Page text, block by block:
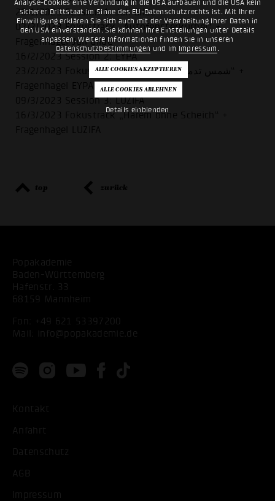
Analyse-Cookies eine Verbindung in die USA aufbauen und die USA kein
sicherer Drittstaat im Sinne des EU-Datenschutzrechts ist. Mit Ihrer
Einwilligung erklären Sie sich auch mit der Verarbeitung Ihrer Daten in
den USA einverstanden. Sie können Ihre Einstellungen unter Details
anpassen. Weitere Informationen finden Sie in unseren
Datenschutzbestimmungen und im Impressum .
Details einblenden
26/1/2023 Session 1: Juli Gilde
02/2/2023 Fokustrack „Autofensterkurbel“ +
Fragenhagel Juli Gilde
16/2/2023 Session 2: EYPA
23/2/2023 Fokustrack „Palmyra Sun شمس تدمر“ +
Fragenhagel EYPA
09/3/2023 Session 3: LUZIFA
16/3/2023 Fokustrack „Harem ohne Scheich“ +
Fragenhagel LUZIFA
top zurück
Popakademie
Baden-Württemberg
Hafenstr. 33
68159 Mannheim
Fon:
+49 621 53397200
Mail:
info@popakademie.de
Kontakt
Anfahrt
Datenschutz
AGB
Impressum